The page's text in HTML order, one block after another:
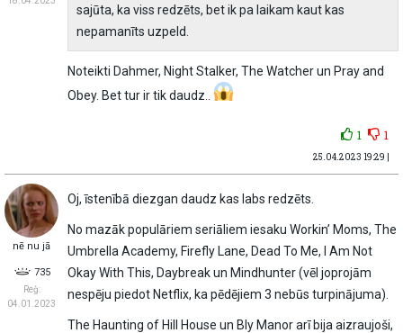
sajūta, ka viss redzēts, bet ik pa laikam kaut kas
nepamanīts uzpeld.
Noteikti Dahmer, Night Stalker, The Watcher un Pray and
Obey. Bet tur ir tik daudz..
1 1
25.04.2023 19:29 |
nē nu jā
735
Reģ:
04.01.2023
Oj, īstenībā diezgan daudz kas labs redzēts.
No mazāk populāriem seriāliem iesaku Workin’ Moms, The
Umbrella Academy, Firefly Lane, Dead To Me, I Am Not
Okay With This, Daybreak un Mindhunter (vēl joprojām
nespēju piedot Netflix, ka pēdējiem 3 nebūs turpinājuma).
The Haunting of Hill House un Bly Manor arī bija aizraujoši,